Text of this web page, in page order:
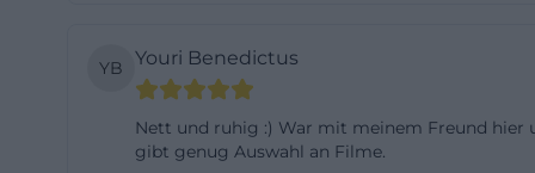
Das Cine
ein
YB Youri Benedictus
Nett und ruhig :) War mit meinem Freund hier
gibt genug Auswahl an Filme.